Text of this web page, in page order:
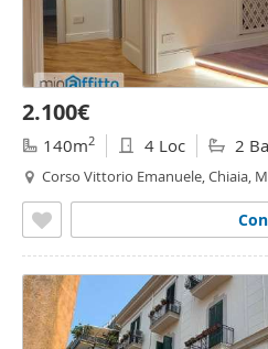
2.100€
140m2 4 Loc 2
Corso Vittorio Emanuele, Chiaia,